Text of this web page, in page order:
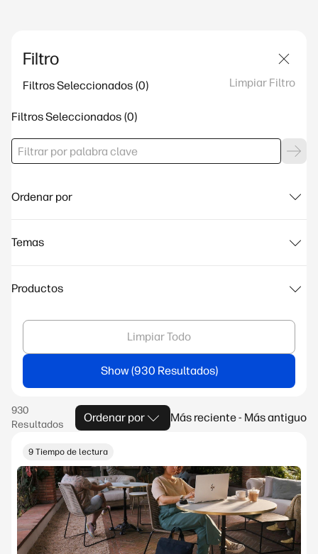
Filtro
Filtros Seleccionados Limpiar Filtro
Filtros Seleccionados
Ordenar por
Temas
Productos
Limpiar Todo
Show
Ordenar por Más reciente - Más antiguo
9 Tiempo de lectura